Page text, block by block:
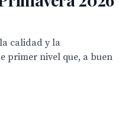
calidad y la
primer nivel que, a buen